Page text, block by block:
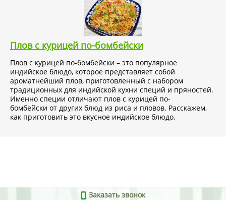
Плов с курицей по-бомбейски
Плов с курицей по-бомбейски – это популярное
индийское блюдо, которое представляет собой
ароматнейший плов, приготовленный с набором
традиционных для индийской кухни специй и пряностей.
Именно специи отличают плов с курицей по-
бомбейски от других блюд из риса и пловов. Расскажем,
как приготовить это вкусное индийское блюдо.
Заказать звонок